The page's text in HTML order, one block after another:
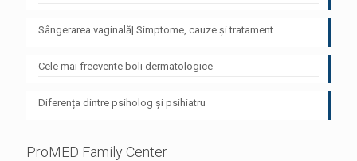
Sângerarea vaginală| Simptome, cauze și tratament
Cele mai frecvente boli dermatologice
Diferența dintre psiholog și psihiatru
ProMED Family Center